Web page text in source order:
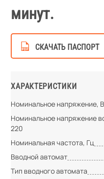
минут.
СКАЧАТЬ ПАСПОРТ
ХАРАКТЕРИСТИКИ
Номинальное напряжение, В
Номинальное напряжение
220
Номинальная частота, Гц
Вводной автомат
Тип вводного автомата